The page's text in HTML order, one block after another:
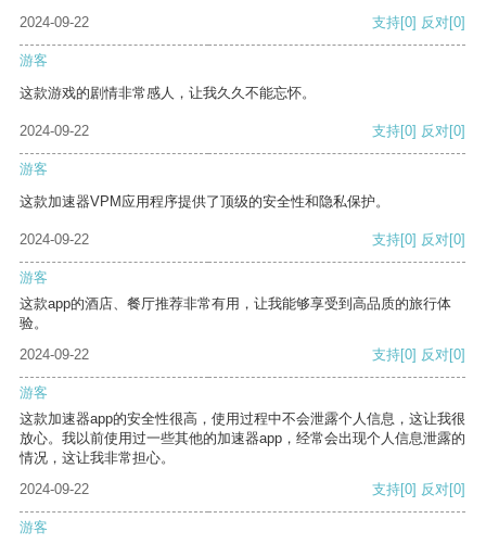
2024-09-22 支持[0] 反对[0]
游客
这款游戏的剧情非常感人，让我久久不能忘怀。
2024-09-22 支持[0] 反对[0]
游客
这款加速器VPM应用程序提供了顶级的安全性和隐私保护。
2024-09-22 支持[0] 反对[0]
游客
这款app的酒店、餐厅推荐非常有用，让我能够享受到高品质的旅行体
验。
2024-09-22
支持[0] 反对[0]
游客
这款加速器app的安全性很高，使用过程中不会泄露个人信息，这让我很
放心。我以前使用过一些其他的加速器app，经常会出现个人信息泄露的
情况，这让我非常担心。
2024-09-22
支持[0] 反对[0]
游客